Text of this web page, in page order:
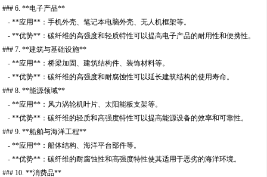
### 6. **电子产品**
- **应用**：手机外壳、笔记本电脑外壳、无人机框架等。
- **优势**：碳纤维的高强度和轻质特性可以提高电子产品的耐用性和便携性。
### 7. **建筑与基础设施**
- **应用**：桥梁加固、建筑结构件、装饰材料等。
- **优势**：碳纤维的高强度和耐腐蚀性可以延长建筑结构的使用寿命。
### 8. **能源领域**
- **应用**：风力涡轮机叶片、太阳能板支架等。
- **优势**：碳纤维的轻质和高强度特性可以提高能源设备的效率和可靠性。
### 9. **船舶与海洋工程**
- **应用**：船体结构、海洋平台部件等。
- **优势**：碳纤维的耐腐蚀性和高强度特性使其适用于恶劣的海洋环境。
### 10. **消费品**